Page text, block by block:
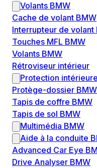
Volants BMW
Cache de volant BMW
Interrupteur de volant
Touches MFL BMW
Volants BMW
Rétroviseur intérieur
Protection
Protège-dossier BMW
Tapis de coffre BMW
Tapis de sol BMW
Multimédia BMW
Aide à la conduite
Advanced Car Eye
Drive Analyser BMW